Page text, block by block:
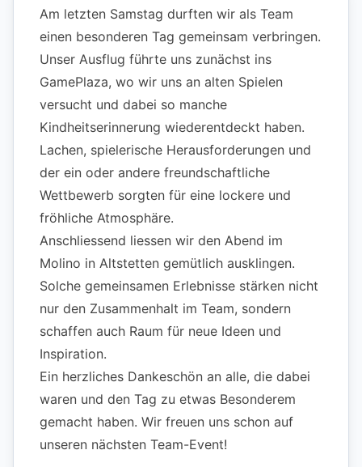
Am letzten Samstag durften wir als Team
einen besonderen Tag gemeinsam verbringen.
Unser Ausflug führte uns zunächst ins
GamePlaza, wo wir uns an alten Spielen
versucht und dabei so manche
Kindheitserinnerung wiederentdeckt haben.
Lachen, spielerische Herausforderungen und
der ein oder andere freundschaftliche
Wettbewerb sorgten für eine lockere und
fröhliche Atmosphäre.
Anschliessend liessen wir den Abend im
Molino in Altstetten gemütlich ausklingen.
Solche gemeinsamen Erlebnisse stärken nicht
nur den Zusammenhalt im Team, sondern
schaffen auch Raum für neue Ideen und
Inspiration.
Ein herzliches Dankeschön an alle, die dabei
waren und den Tag zu etwas Besonderem
gemacht haben. Wir freuen uns schon auf
unseren nächsten Team-Event!